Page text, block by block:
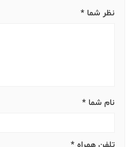
نظر شما *
نام شما *